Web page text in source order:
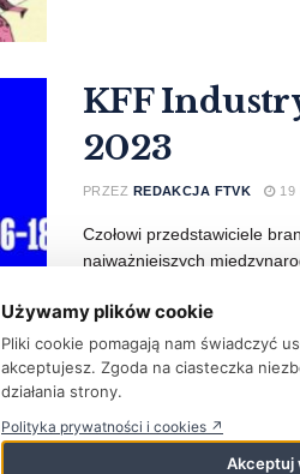
KFF
2023
PRZEZ REDAKCJA FTVK 19
Czołowi przedstawiciele
najważniejszych
WIĘCEJ
Efekty są, a
Używamy plików cookie
Pliki cookie pomagają nam świadczyć
akceptujesz. Zgoda na ciasteczka
działania strony.
Polityka prywatności i cookies ↗
Akceptuj